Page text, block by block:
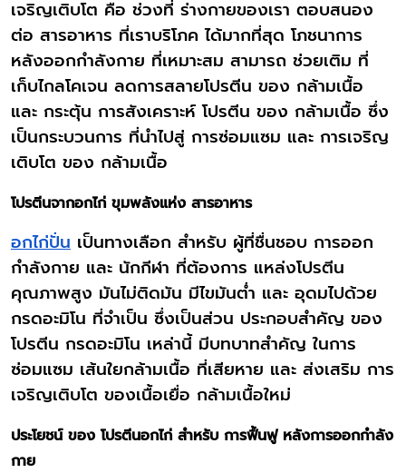
เจริญเติบโต คือ ช่วงที่ ร่างกายของเรา ตอบสนอง
ต่อ สารอาหาร ที่เราบริโภค ได้มากที่สุด โภชนาการ
หลังออกกำลังกาย ที่เหมาะสม สามารถ ช่วยเติม ที่
เก็บไกลโคเจน ลดการสลายโปรตีน ของ กล้ามเนื้อ
และ กระตุ้น การสังเคราะห์ โปรตีน ของ กล้ามเนื้อ ซึ่ง
เป็นกระบวนการ ที่นำไปสู่ การซ่อมแซม และ การเจริญ
เติบโต ของ กล้ามเนื้อ
โปรตีนจากอกไก่ ขุมพลังแห่ง สารอาหาร
อกไก่ปั่น เป็นทางเลือก สำหรับ ผู้ที่ชื่นชอบ การออก
กำลังกาย และ นักกีฬา ที่ต้องการ แหล่งโปรตีน
คุณภาพสูง มันไม่ติดมัน มีไขมันต่ำ และ อุดมไปด้วย
กรดอะมิโน ที่จำเป็น ซึ่งเป็นส่วน ประกอบสำคัญ ของ
โปรตีน กรดอะมิโน เหล่านี้ มีบทบาทสำคัญ ในการ
ซ่อมแซม เส้นใยกล้ามเนื้อ ที่เสียหาย และ ส่งเสริม การ
เจริญเติบโต ของเนื้อเยื่อ กล้ามเนื้อใหม่
ประโยชน์ ของ โปรตีนอกไก่ สำหรับ การฟื้นฟู หลังการออกกำลัง
กาย